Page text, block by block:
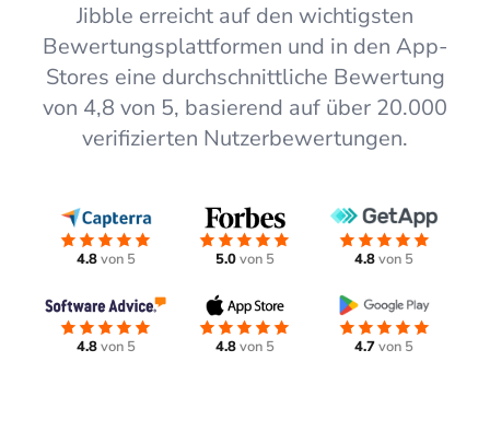
Jibble erreicht auf den wichtigsten
Bewertungsplattformen und in den App-
Stores eine durchschnittliche Bewertung
von 4,8 von 5, basierend auf über 20.000
verifizierten Nutzerbewertungen.
4.8von 5 5.0von 5 4.8von 5
4.8von 5 4.8von 5 4.7von 5